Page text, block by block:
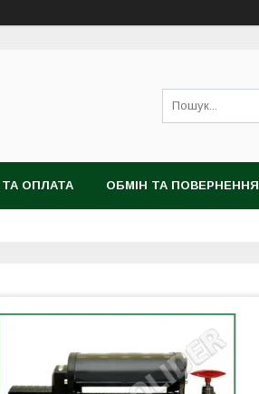
ОПЛАТА ОБМІН ТА ПОВЕРНЕННЯ